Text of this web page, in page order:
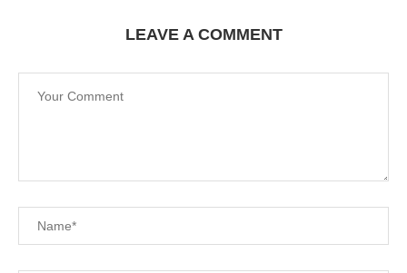
LEAVE A COMMENT